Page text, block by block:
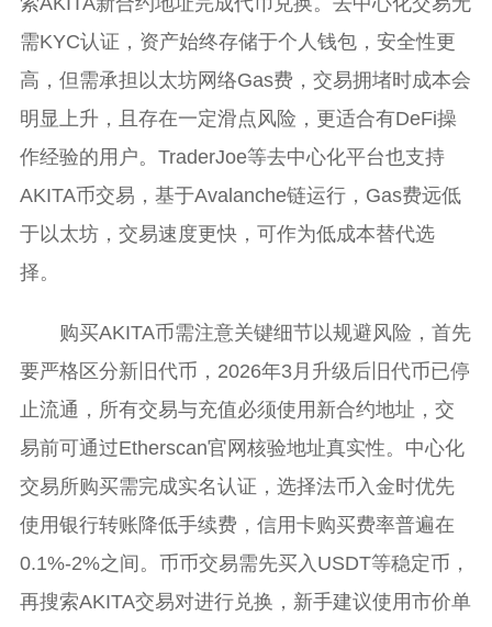
需KYC认证，资产始终存储于个人钱包，安全性更
高，但需承担以太坊网络Gas费，交易拥堵时成本会
明显上升，且存在一定滑点风险，更适合有DeFi操
作经验的用户。TraderJoe等去中心化平台也支持
AKITA币交易，基于Avalanche链运行，Gas费远低
于以太坊，交易速度更快，可作为低成本替代选
择。
购买AKITA币需注意关键细节以规避风险，首先
要严格区分新旧代币，2026年3月升级后旧代币已停
止流通，所有交易与充值必须使用新合约地址，交
易前可通过Etherscan官网核验地址真实性。中心化
交易所购买需完成实名认证，选择法币入金时优先
使用银行转账降低手续费，信用卡购买费率普遍在
0.1%-2%之间。币币交易需先买入USDT等稳定币，
再搜索AKITA交易对进行兑换，新手建议使用市价单